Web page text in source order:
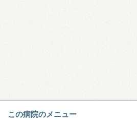
この病院のメニュー